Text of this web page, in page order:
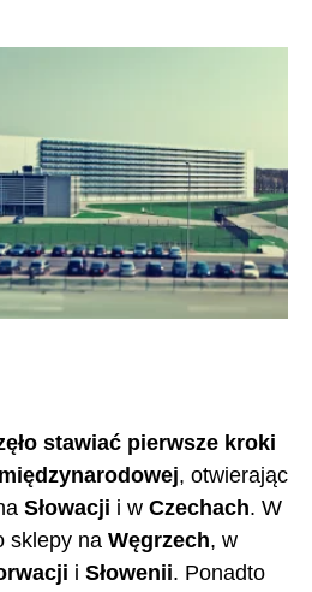
stawiać pierwsze kroki
, otwierając
Słowacji i w Czechach. W
sklepy na Węgrzech, w
i Słowenii. Ponadto